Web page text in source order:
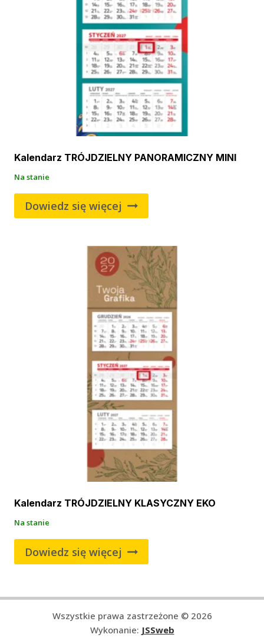
Kalendarz TRÓJDZIELNY PANORAMICZNY MINI
Na stanie
Dowiedz się więcej
Kalendarz TRÓJDZIELNY KLASYCZNY EKO
Na stanie
Dowiedz się więcej
Wszystkie prawa zastrzeżone © 2026
Wykonanie: JSSweb